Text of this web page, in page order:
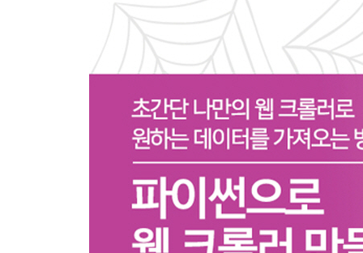
3.1 단일 도메인 내의 이동
3.2 전체 사이트 크롤링
__3.2.1 전체 사이트에서 데이터 수집
3.3 인터넷 크롤링
CHAPTER 4 웹 크롤링 모델
4.1 객체 계획 및 정의
4.3 크롤러 구성
__4.3.1 검색을 통한 사이트 크롤링
__4.3.2 링크를 통한 사이트 크롤링
__4.3.3 여러 페이지 유형 크롤링